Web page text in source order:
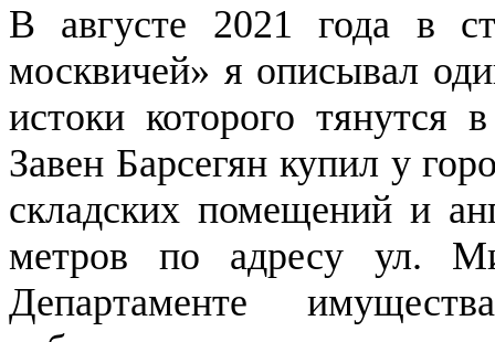
В августе 2021 года в
москвичей» я описывал
истоки которого тянутся
Завен Барсегян купил у
складских помещений и
метров по адресу ул.
Департаменте